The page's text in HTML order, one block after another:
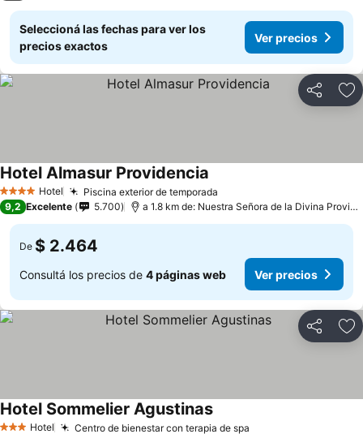
Seleccioná las fechas para ver los
precios exactos
Ver precios
Compartir
4 EstrellasHotel Piscina exterior de temporada
Hotel Almasur Providencia
9,2 Excelente 5.700 a 1.8 km de: Nuestra Señora de la Divina Providencia
De $ 2.464
Consultá los precios de 4 páginas web Ver precios
Compartir
Hotel Centro de bienestar con terapia de spa
Hotel Sommelier Agustinas